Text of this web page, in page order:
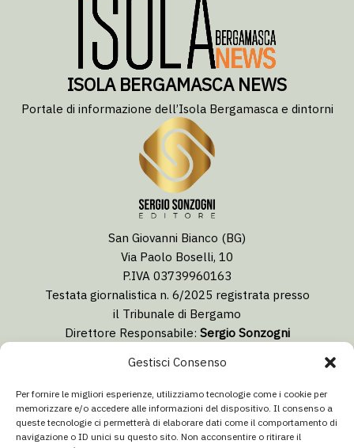
Gestisci Consenso
Per fornire le migliori esperienze, utilizziamo tecnologie come i cookie per
memorizzare e/o accedere alle informazioni del dispositivo. Il consenso a
queste tecnologie ci permetterà di elaborare dati come il comportamento di
navigazione o ID unici su questo sito. Non acconsentire o ritirare il
ISOLA BERGAMASCA NEWS
Portale di informazione dell’Isola Bergamasca e dintorni
San Giovanni Bianco (BG)
Via Paolo Boselli, 10
P.IVA 03739960163
Testata giornalistica n. 6/2025 registrata presso
il Tribunale di Bergamo
Direttore Responsabile: Sergio Sonzogni
redazione@isolabergamascanews.it